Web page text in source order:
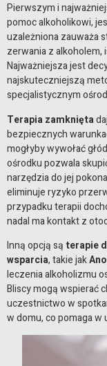
Pierwszym i
pomoc alkoholikowi,
uzależniona zauważa
zerwania z
Najważniejsza jest
najskuteczniejszą
specjalistycznym
Terapia zamknięta
bezpiecznych
mogłyby wywołać
ośrodku pozwala
narzędzia do jej
eliminuje ryzyko
przypadku terapii
nadal ma kontakt z
Inną opcją są terapie
wsparcia, takie jak
leczenia alkoholizmu
Bliscy mogą wspierać
uczestnictwo w
w domu, co pomaga